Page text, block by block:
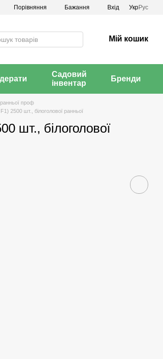
Порівняння Бажання Вхід УкрРус
Мій кошик
Садовий
інвентар
Бренди
ранньої проф
2500 шт., білоголової ранньої
шт., білоголової